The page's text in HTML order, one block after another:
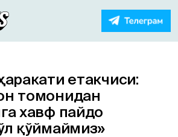
етакчиси:
томонидан
хавф пайдо
қўймаймиз»